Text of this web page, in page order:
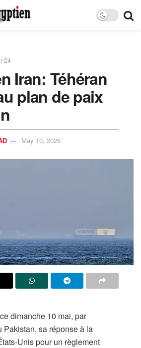
24
Iran: Téhéran
plan de paix
May 10, 2026
dimanche 10 mai, par
Pakistan, sa réponse à la
Unis pour un règlement